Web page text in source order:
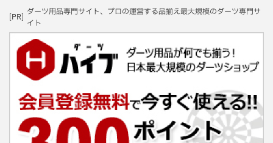
[PR]
ダーツ用品専門サイト、プロの運営する品揃え最大規模のダーツ専門サ
イト